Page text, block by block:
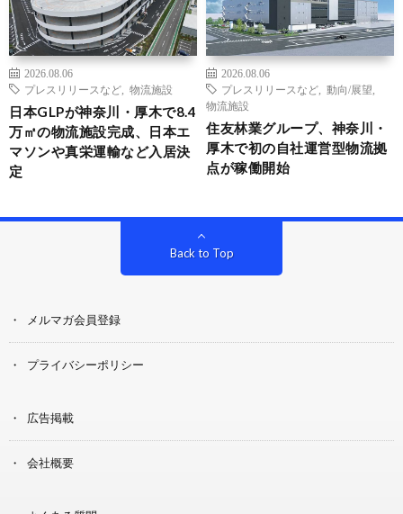
2026.08.06
プレスリリースなど
物流施設
日本GLPが神奈川・厚木で8.4
万㎡の物流施設完成、日本エ
マソンや真栄運輸など入居決
定
2026.08.06
プレスリリースなど
動向/展望
物流施設
住友林業グループ、神奈川・
厚木で初の自社運営型物流拠
点が稼働開始
Back to Top
メルマガ会員登録
プライバシーポリシー
広告掲載
会社概要